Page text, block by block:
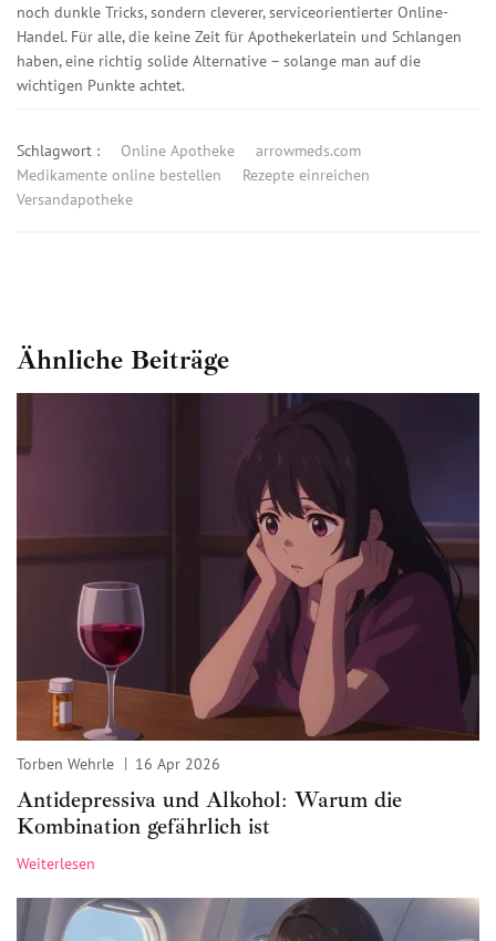
noch dunkle Tricks, sondern cleverer, serviceorientierter Online-
Handel. Für alle, die keine Zeit für Apothekerlatein und Schlangen
haben, eine richtig solide Alternative – solange man auf die
wichtigen Punkte achtet.
Schlagwort : Online Apotheke
arrowmeds.com
Medikamente online bestellen
Rezepte einreichen
Versandapotheke
Ähnliche Beiträge
Torben Wehrle 16 Apr 2026
Antidepressiva und Alkohol: Warum die
Kombination gefährlich ist
Weiterlesen